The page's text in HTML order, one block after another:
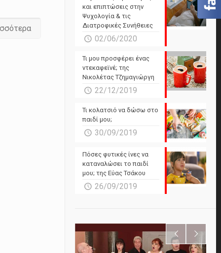
και επιπτώσεις στην
Ψυχολογία & τις
Διατροφικές Συνήθειες
02/06/2020
Τι μου προσφέρει ένας
ντεκαφεϊνέ; της
Νικολέτας Τζημαγιώργη
22/12/2019
Τι κολατσιό να δώσω στο
παιδί μου;
30/09/2019
Πόσες φυτικές ίνες να
καταναλώσει το παιδί
μου; της Εύας Τσάκου
26/09/2019